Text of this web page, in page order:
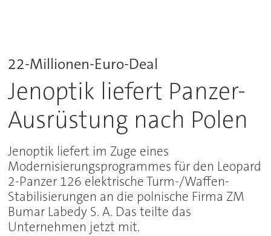
22-Millionen-Euro-Deal
Jenoptik liefert Panzer-
Ausrüstung nach Polen
Jenoptik liefert im Zuge eines
Modernisierungsprogrammes für den Leopard
2-Panzer 126 elektrische Turm-/Waffen-
Stabilisierungen an die polnische Firma ZM
Bumar Labedy S. A. Das teilte das
Unternehmen jetzt mit.